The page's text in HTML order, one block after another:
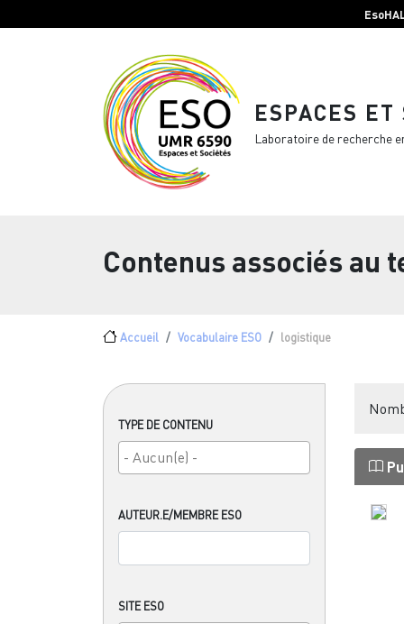
ESPACES ET
Laboratoire de recherche
Contenus associés au
Fil d'Ariane
Accueil Vocabulaire ESO logistique
TYPE DE CONTENU
AUTEUR.E/MEMBRE ESO
SITE ESO